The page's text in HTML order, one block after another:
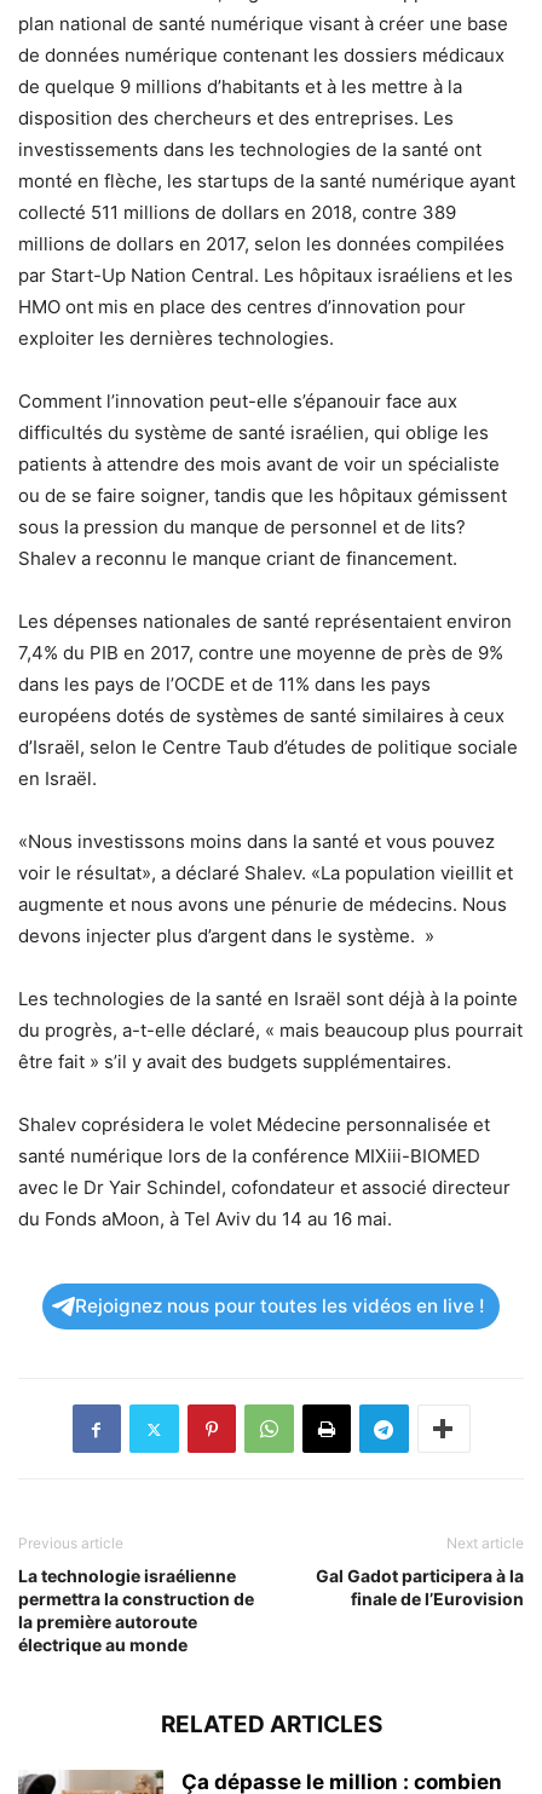
plan national de santé numérique visant à créer une base
de données numérique contenant les dossiers médicaux
de quelque 9 millions d’habitants et à les mettre à la
disposition des chercheurs et des entreprises. Les
investissements dans les technologies de la santé ont
monté en flèche, les startups de la santé numérique ayant
collecté 511 millions de dollars en 2018, contre 389
millions de dollars en 2017, selon les données compilées
par Start-Up Nation Central. Les hôpitaux israéliens et les
HMO ont mis en place des centres d’innovation pour
exploiter les dernières technologies.
Comment l’innovation peut-elle s’épanouir face aux
difficultés du système de santé israélien, qui oblige les
patients à attendre des mois avant de voir un spécialiste
ou de se faire soigner, tandis que les hôpitaux gémissent
sous la pression du manque de personnel et de lits?
Shalev a reconnu le manque criant de financement.
Les dépenses nationales de santé représentaient environ
7,4% du PIB en 2017, contre une moyenne de près de 9%
dans les pays de l’OCDE et de 11% dans les pays
européens dotés de systèmes de santé similaires à ceux
d’Israël, selon le Centre Taub d’études de politique sociale
en Israël.
«Nous investissons moins dans la santé et vous pouvez
voir le résultat», a déclaré Shalev. «La population vieillit et
augmente et nous avons une pénurie de médecins. Nous
devons injecter plus d’argent dans le système. »
Les technologies de la santé en Israël sont déjà à la pointe
du progrès, a-t-elle déclaré, « mais beaucoup plus pourrait
être fait » s’il y avait des budgets supplémentaires.
Shalev coprésidera le volet Médecine personnalisée et
santé numérique lors de la conférence MIXiii-BIOMED
avec le Dr Yair Schindel, cofondateur et associé directeur
du Fonds aMoon, à Tel Aviv du 14 au 16 mai.
Rejoignez nous pour toutes les vidéos en live !
Previous article
La technologie israélienne
permettra la construction de
la première autoroute
électrique au monde
Next article
Gal Gadot participera à la
finale de l’Eurovision
RELATED ARTICLES
Ça dépasse le million : combien